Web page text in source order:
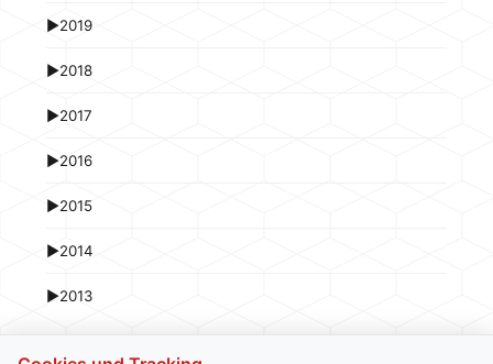
►2019
►2018
►2017
►2016
►2015
►2014
►2013